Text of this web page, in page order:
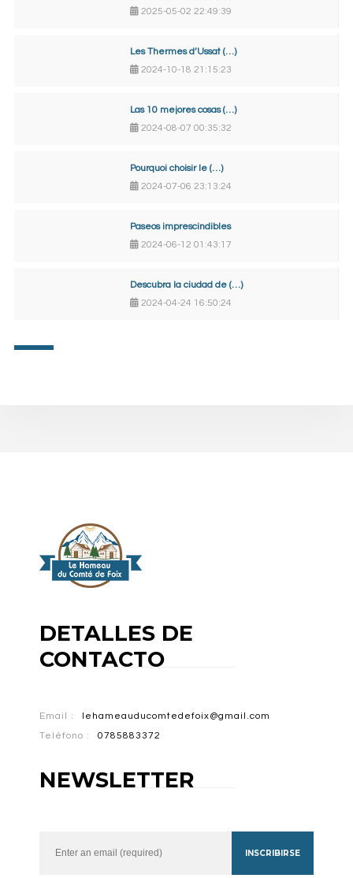
2025-05-02 22:49:39
Les Thermes d’Ussat (…)
2024-10-18 21:15:23
Las 10 mejores cosas (…)
2024-08-07 00:35:32
Pourquoi choisir le (…)
2024-07-06 23:13:24
Paseos imprescindibles
2024-06-12 01:43:17
Descubra la ciudad de (…)
2024-04-24 16:50:24
DETALLES DE
CONTACTO
Email :
lehameauducomtedefoix@gmail.com
Teléfono :
0785883372
NEWSLETTER
INSCRIBIRSE